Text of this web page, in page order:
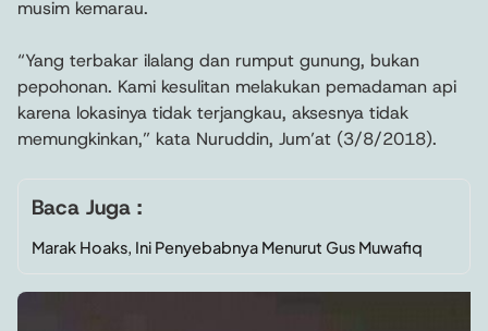
musim kemarau.
“Yang terbakar ilalang dan rumput gunung, bukan
pepohonan. Kami kesulitan melakukan pemadaman api
karena lokasinya tidak terjangkau, aksesnya tidak
memungkinkan,” kata Nuruddin, Jum’at (3/8/2018).
Baca Juga :
Marak Hoaks, Ini Penyebabnya Menurut Gus Muwafiq